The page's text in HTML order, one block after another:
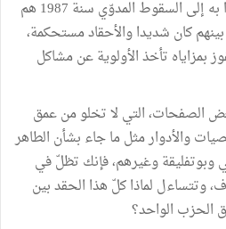
النظام الحقيقيين، والذين أودوا به إلى السقوط المدوّي سنة 1987 هم
كان شديدا والأحقاد مستحكمة،
بمزاياه تأخذ الأولوية عن مشاكل
الصفحات، التي لا تخلو من عمق
والأدوار مثل ما جاء بشأن الطاهر
وبوتفليقة وغيرهم، فإنك تظلّ في
لماذا كلّ هذا الحقد بين
الحزب الواحد؟